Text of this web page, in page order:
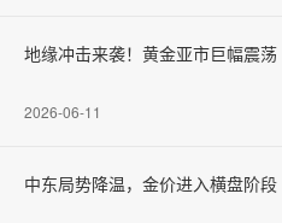
地缘冲击来袭！黄金亚市巨幅震荡
2026-06-11
中东局势降温，金价进入横盘阶段